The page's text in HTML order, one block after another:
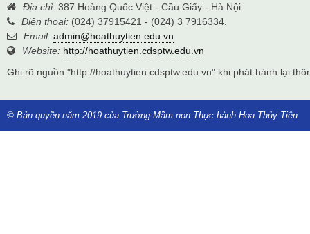
Địa chỉ: 387 Hoàng Quốc Việt - Cầu Giấy - Hà Nội.
Điện thoại: (024) 37915421 - (024) 3 7916334.
Email: admin@hoathuytien.edu.vn
Website: http://hoathuytien.cdsptw.edu.vn
Ghi rõ nguồn "http://hoathuytien.cdsptw.edu.vn" khi phát hành lại
© Bản quyền năm 2019 của Trường Mầm non Thực hành Hoa Thủy Tiên